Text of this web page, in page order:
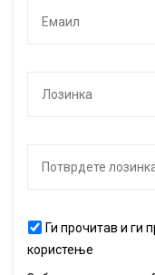
Ги прочитав и ги
користење